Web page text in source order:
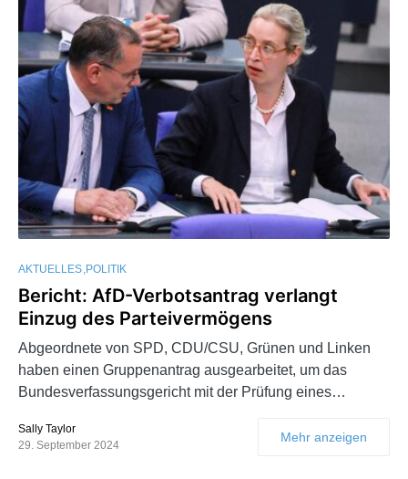
AKTUELLES POLITIK
Bericht: AfD-Verbotsantrag verlangt
Einzug des Parteivermögens
Abgeordnete von SPD, CDU/CSU, Grünen und Linken
haben einen Gruppenantrag ausgearbeitet, um das
Bundesverfassungsgericht mit der Prüfung eines…
Sally Taylor
29. September 2024
Mehr anzeigen